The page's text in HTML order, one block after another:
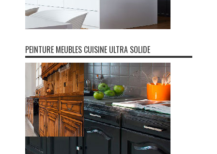
PEINTURE MEUBLES CUISINE ULTRA SOLIDE